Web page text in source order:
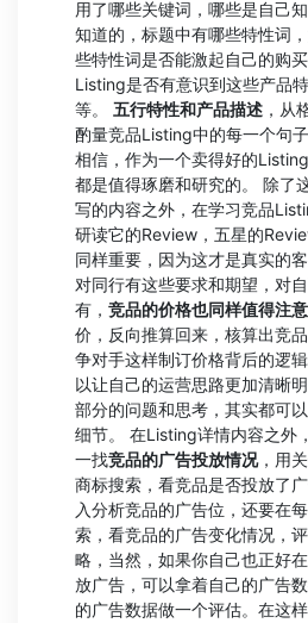
用了哪些关键词，哪些是自己
知道的，标题中有哪些特性词
些特性词是否能激起自己的购
Listing是否有意识到这些产品
等。 五行特性和产品描述 ，从
酌量竞品Listing中的每一个句
相信，作为一个卖得好的
都是值得琢磨和研究的。 除了
写的内容之外，在学习竞品
研读它的Review，五星的
同样重要，因为这才是真实的
对同行有这些要求和期望，对
有， 竞品的价格也同样值得注
价，反向推算回来，核算出竞
争对手这样制订价格背后的逻
以让自己的运营思路更加清晰
部分的问题和思考，其实都可
细节。 在Listing详情内容之外
一找竞品的广告投放情况，用
商标搜索，看竞品是否投放了
入分析竞品的广告位，还要在
索，看竞品的广告变化情况，
略，当然，如果你自己也正好
放广告，可以拿着自己的广告
的广告数据做一个评估。在这